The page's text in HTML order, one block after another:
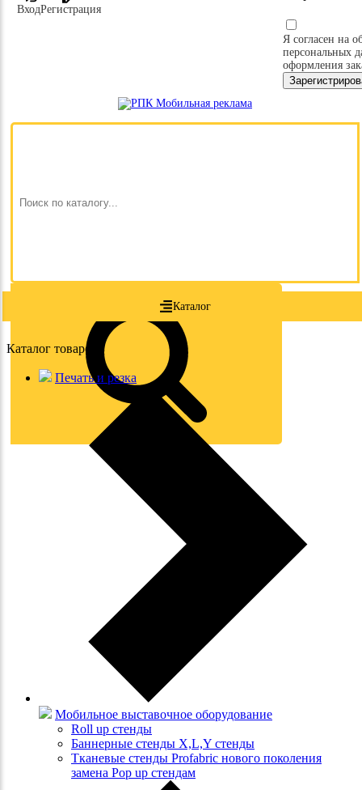
Каталог
ВходРегистрация
Я согласен на
персональных
оформления
Каталог товаров
Печать и резка
Мобильное выставочное оборудование
Roll up стенды
Баннерные стенды X,L,Y стенды
Тканевые стенды Profabric нового поколения
замена Pop up стендам